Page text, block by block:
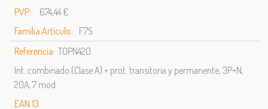
PVP::
674,44 €
Familia Artículo:: F7S
Referencia TOPN420
Int. combinado (Clase A) + prot. transitoria y permanente, 3P+N,
20A, 7 mod
EAN 13: